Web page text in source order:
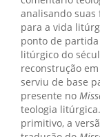
analisando
para a vida
ponto de partida
litúrgico do
reconstrução
serviu de base
presente no
teologia
primitivo, a